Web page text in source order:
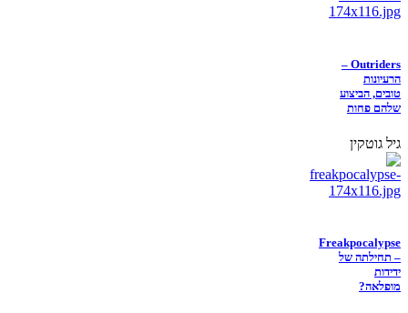
Outriders –
הרעיונות
טובים, הביצוע
שלהם פחות
גיל גוטקין
Freakpocalypse
– תחילתה של
ידידות
מופלאה?